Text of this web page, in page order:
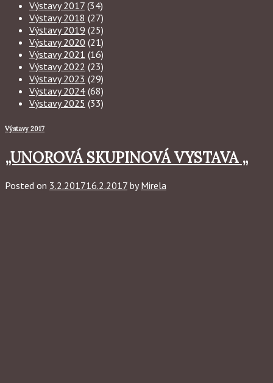
Výstavy 2017 (34)
Výstavy 2018 (27)
Výstavy 2019 (25)
Výstavy 2020 (21)
Výstavy 2021 (16)
Výstavy 2022 (23)
Výstavy 2023 (29)
Výstavy 2024 (68)
Výstavy 2025 (33)
Výstavy 2017
„UNOROVÁ SKUPINOVÁ VYSTAVA „
Posted on 3.2.201716.2.2017 byMirela